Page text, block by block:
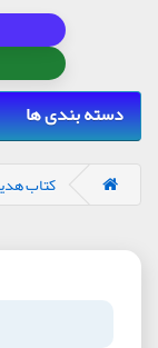
دسته بندی ها
کتاب